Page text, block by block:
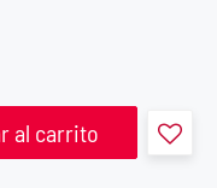
al carrito